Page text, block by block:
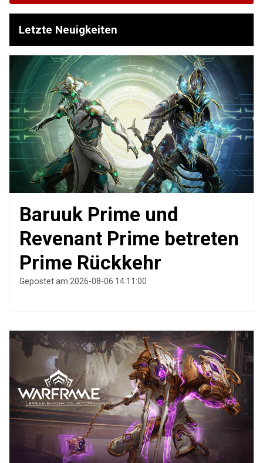
Letzte Neuigkeiten
Baruuk Prime und
Revenant Prime betreten
Prime Rückkehr
Gepostet am 2026-08-06 14:11:00